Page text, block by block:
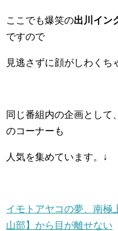
ここでも爆笑の出川イン
ですので
見逃さずに顔がしわくち
同じ番組内の企画として
のコーナーも
人気を集めています。↓
イモトアヤコの夢、南極
山部】から目が離せない